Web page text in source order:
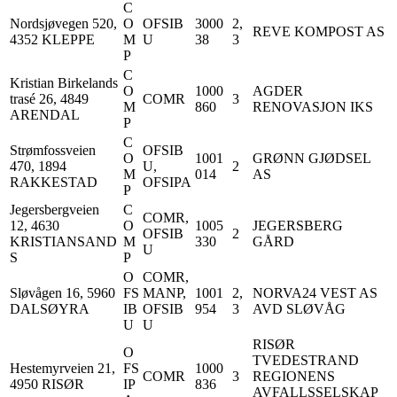
Nordsjøvegen 520,
4352 KLEPPE
C
O
M
P
OFSIB
U
3000
38
2,
3
REVE KOMPOST AS
Kristian Birkelands
trasé 26, 4849
ARENDAL
C
O
M
P
COMR
1000
860
3
AGDER
RENOVASJON IKS
Strømfossveien
470, 1894
RAKKESTAD
C
O
M
P
OFSIB
U,
OFSIPA
1001
014
2
GRØNN GJØDSEL
AS
Jegersbergveien
12, 4630
KRISTIANSAND
S
C
O
M
P
COMR,
OFSIB
U
1005
330
2
JEGERSBERG
GÅRD
Sløvågen 16, 5960
DALSØYRA
O
FS
IB
U
COMR,
MANP,
OFSIB
U
1001
954
2,
3
NORVA24 VEST AS
AVD SLØVÅG
Hestemyrveien 21,
4950 RISØR
O
FS
IP
COMR
1000
836
3
RISØR
TVEDESTRAND
REGIONENS
AVFALLSSELSKAP